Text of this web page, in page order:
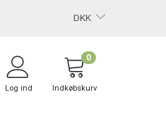
DKK
Log ind Indkøbskurv
0